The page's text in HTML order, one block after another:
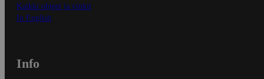
Kaikki ohjeet ja vinkit
In English
Info